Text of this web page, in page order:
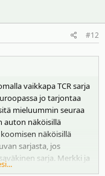
#12
vaikkapa TCR sarja
jo tarjontaa
mieluummin seuraa
auton näköisillä
näköisillä
sarjasta, jos
sarja. Merkki ja